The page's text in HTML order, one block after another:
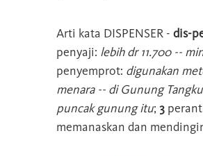
Arti kata DISPENSER - dis-
penyaji: lebih dr 11.700 --
penyemprot: digunakan
menara -- di Gunung
puncak gunung itu; 3
memanaskan dan